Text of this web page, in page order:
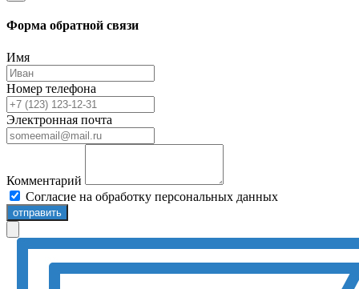
Форма обратной связи
Имя
Номер телефона
Электронная почта
Комментарий
Согласие на обработку персональных данных
отправить